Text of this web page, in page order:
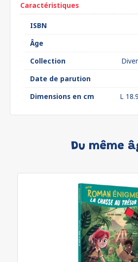
Caractéristiques
ISBN
Âge
Collection
Date de parution
Dimensions en cm
L
Du même